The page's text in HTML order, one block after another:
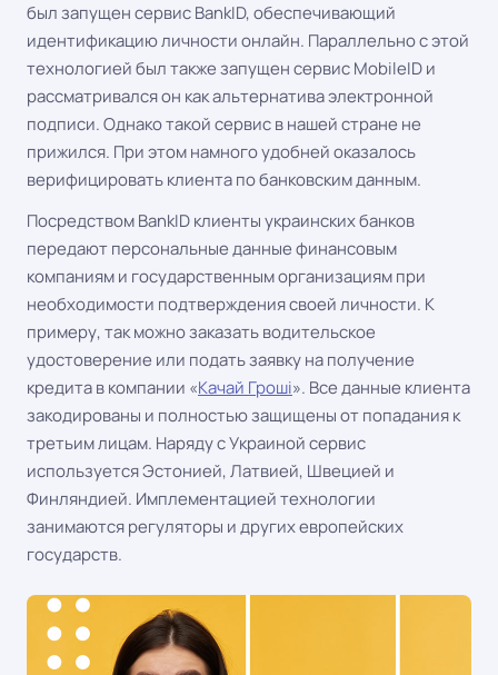
был запущен сервис BankID, обеспечивающий
идентификацию личности онлайн. Параллельно с этой
технологией был также запущен сервис MobileID и
рассматривался он как альтернатива электронной
подписи. Однако такой сервис в нашей стране не
прижился. При этом намного удобней оказалось
верифицировать клиента по банковским данным.
Посредством BankID клиенты украинских банков
передают персональные данные финансовым
компаниям и государственным организациям при
необходимости подтверждения своей личности. К
примеру, так можно заказать водительское
удостоверение или подать заявку на получение
кредита в компании «Качай Гроші». Все данные клиента
закодированы и полностью защищены от попадания к
третьим лицам. Наряду с Украиной сервис
используется Эстонией, Латвией, Швецией и
Финляндией. Имплементацией технологии
занимаются регуляторы и других европейских
государств.